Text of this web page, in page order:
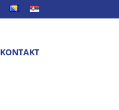
KONTAKT